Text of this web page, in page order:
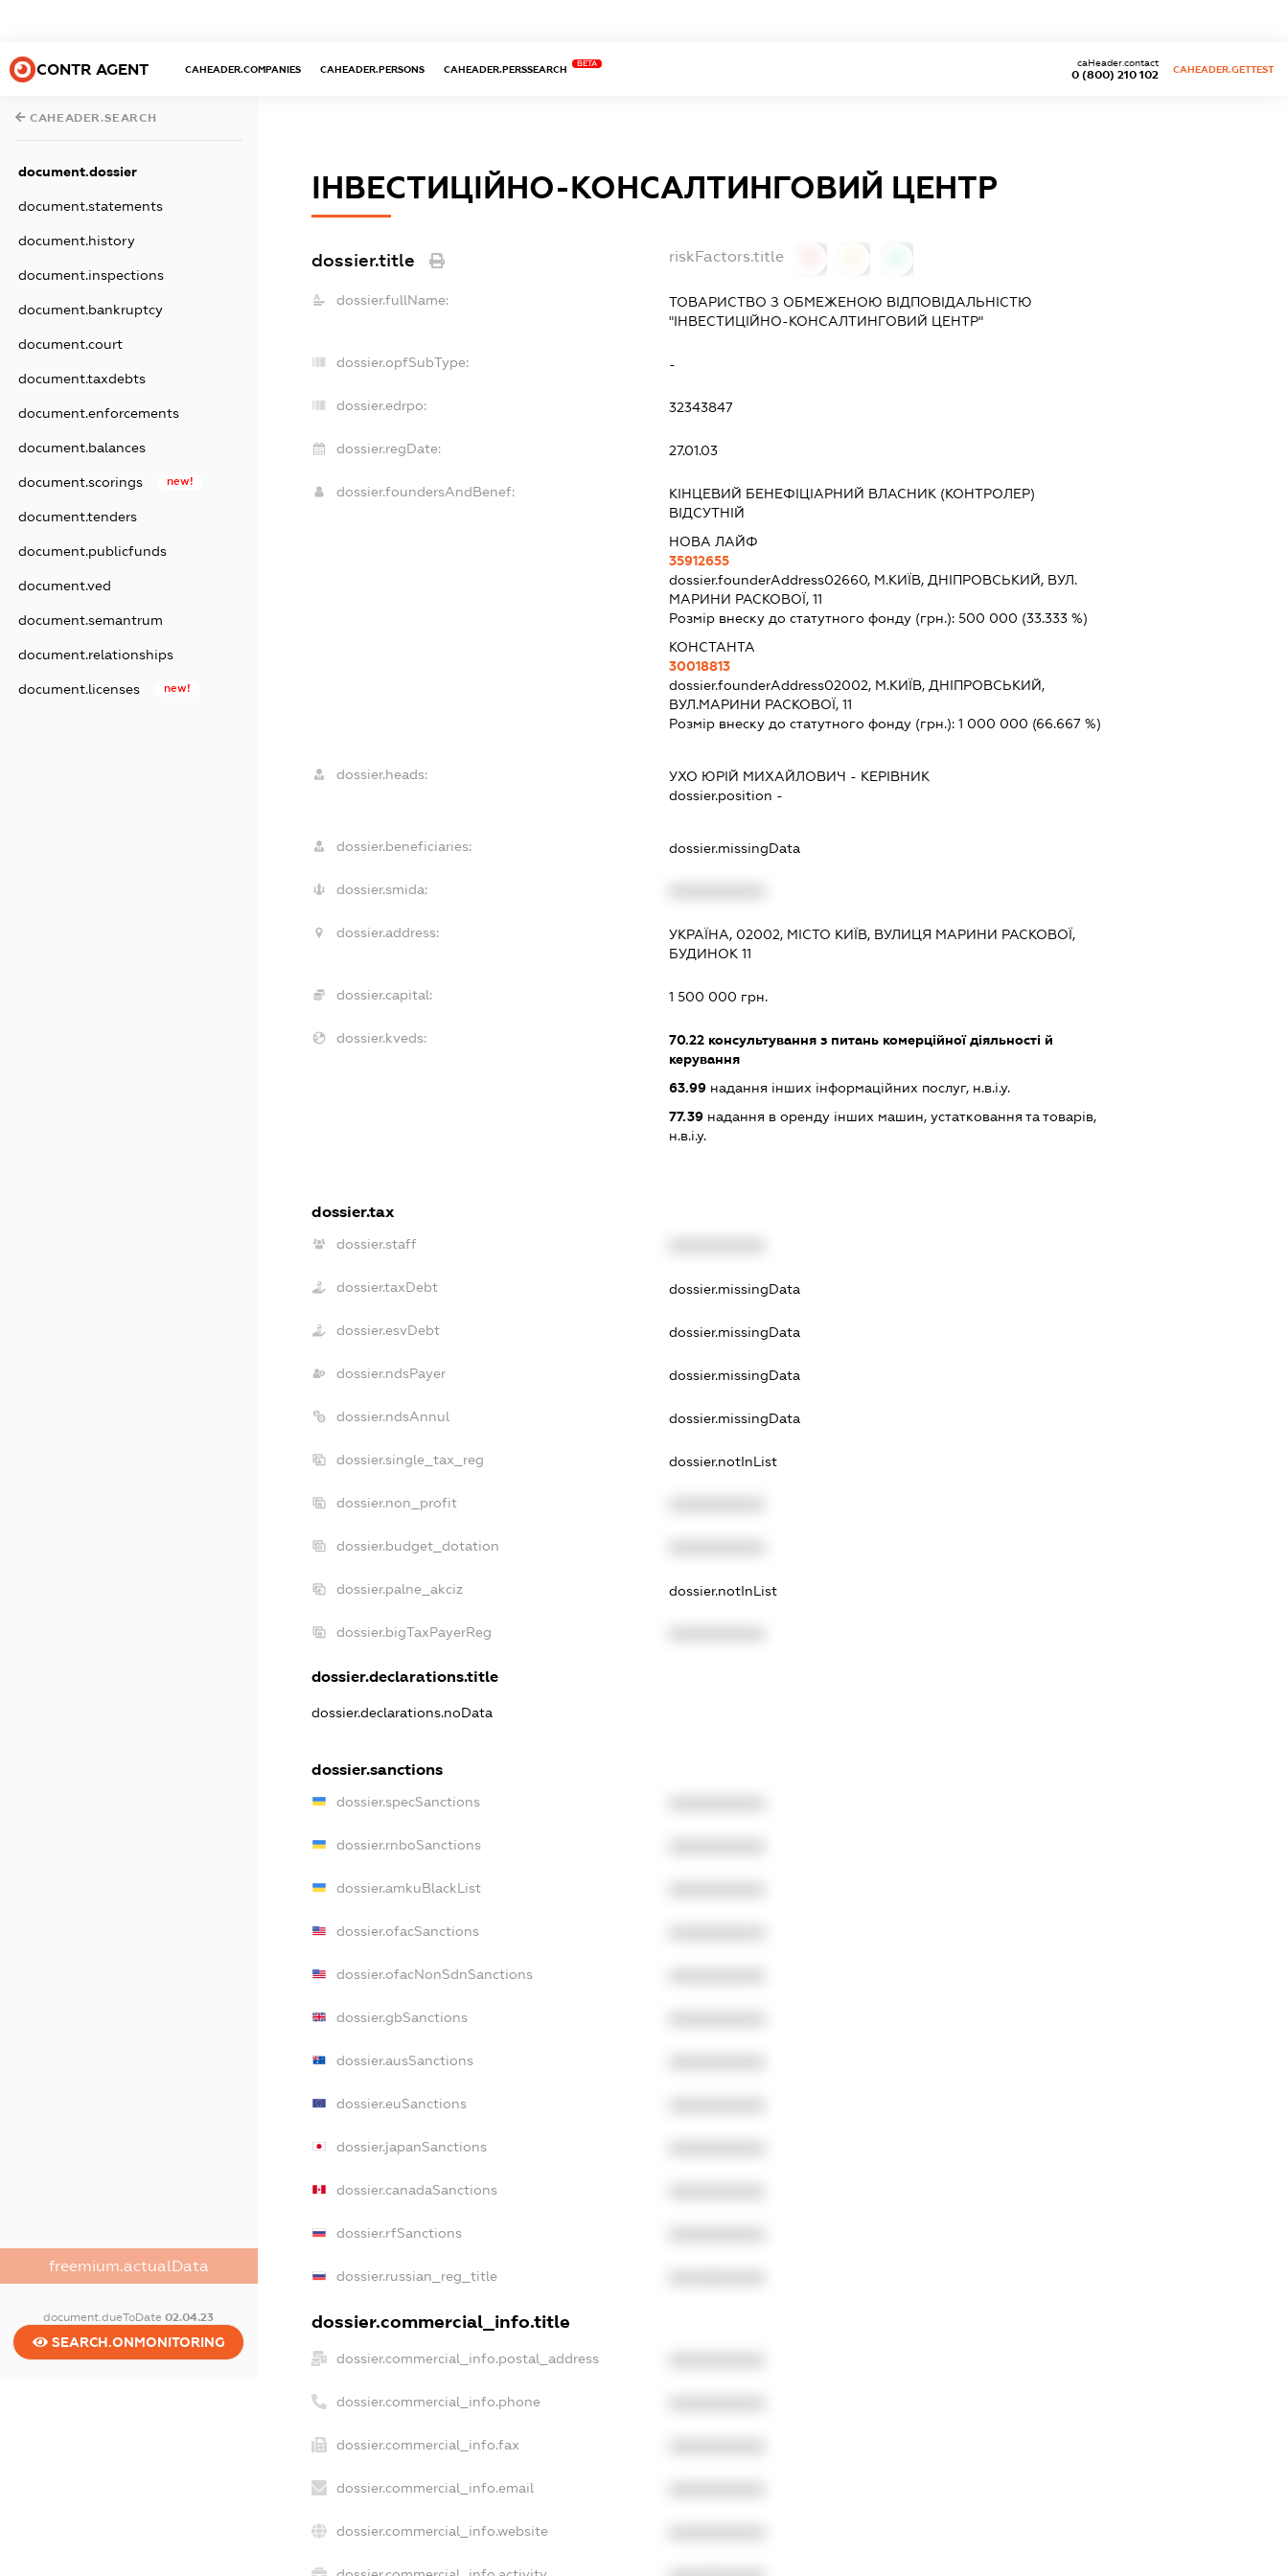
CONTR AGENT CAHEADER.COMPANIES CAHEADER.PERSONS CAHEADER.PERSSEARCH
BETA
0 (800) 210 102
caHeader.contact
CAHEADER.GETTEST
CAHEADER.SEARCH
document.dossier
document.statements
document.history
document.inspections
document.bankruptcy
document.court
document.taxdebts
document.enforcements
document.balances
document.scorings new!
document.tenders
document.publicfunds
document.ved
document.semantrum
document.relationships
document.licenses new!
freemium.actualData
document.dueToDate02.04.23
SEARCH.ONMONITORING
ІНВЕСТИЦІЙНО-КОНСАЛТИНГОВИЙ ЦЕНТР
dossier.title riskFactors.title
dossier.fullName:
ТОВАРИСТВО З ОБМЕЖЕНОЮ ВІДПОВІДАЛЬНІСТЮ
"ІНВЕСТИЦІЙНО-КОНСАЛТИНГОВИЙ ЦЕНТР"
dossier.opfSubType: -
dossier.edrpo: 32343847
dossier.regDate: 27.01.03
dossier.foundersAndBenef:
КІНЦЕВИЙ БЕНЕФІЦІАРНИЙ ВЛАСНИК (КОНТРОЛЕР)
ВІДСУТНІЙ
НОВА ЛАЙФ
35912655
dossier.founderAddress02660, М.КИЇВ, ДНІПРОВСЬКИЙ, ВУЛ.
МАРИНИ РАСКОВОЇ, 11
Розмір внеску до статутного фонду (грн.): 500 000 (33.333 %)
КОНСТАНТА
30018813
dossier.founderAddress02002, М.КИЇВ, ДНІПРОВСЬКИЙ,
ВУЛ.МАРИНИ РАСКОВОЇ, 11
Розмір внеску до статутного фонду (грн.): 1 000 000 (66.667 %)
dossier.heads: УХО ЮРІЙ МИХАЙЛОВИЧ - КЕРІВНИК
dossier.position -
dossier.beneficiaries: dossier.missingData
dossier.smida:
dossier.address:
УКРАЇНА, 02002, МІСТО КИЇВ, ВУЛИЦЯ МАРИНИ РАСКОВОЇ,
БУДИНОК 11
dossier.capital: 1 500 000 грн.
dossier.kveds: 70.22консультування з питань комерційної діяльності й
керування
63.99надання інших інформаційних послуг, н.в.і.у.
77.39надання в оренду інших машин, устатковання та товарів,
н.в.і.у.
dossier.tax
dossier.staff
dossier.taxDebt dossier.missingData
dossier.esvDebt dossier.missingData
dossier.ndsPayer dossier.missingData
dossier.ndsAnnul dossier.missingData
dossier.single_tax_reg dossier.notInList
dossier.non_profit
dossier.budget_dotation
dossier.palne_akciz dossier.notInList
dossier.bigTaxPayerReg
dossier.declarations.title
dossier.declarations.noData
dossier.sanctions
dossier.specSanctions
dossier.rnboSanctions
dossier.amkuBlackList
dossier.ofacSanctions
dossier.ofacNonSdnSanctions
dossier.gbSanctions
dossier.ausSanctions
dossier.euSanctions
dossier.japanSanctions
dossier.canadaSanctions
dossier.rfSanctions
dossier.russian_reg_title
dossier.commercial_info.title
dossier.commercial_info.postal_address
dossier.commercial_info.phone
dossier.commercial_info.fax
dossier.commercial_info.email
dossier.commercial_info.website